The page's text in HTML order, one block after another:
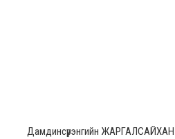
Дамдинсүрэнгийн ЖАРГАЛСАЙХАН